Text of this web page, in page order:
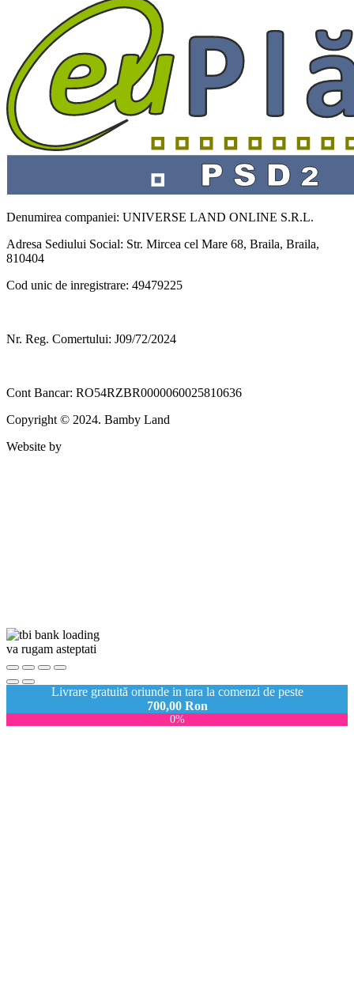
Denumirea companiei: UNIVERSE LAND ONLINE S.R.L.
Adresa Sediului Social: Str. Mircea cel Mare 68, Braila, Braila,
810404
Cod unic de inregistrare: 49479225
Nr. Reg. Comertului: J09/72/2024
Cont Bancar: RO54RZBR0000060025810636
Copyright © 2024. Bamby Land
Website by
va rugam asteptati
Livrare gratuită oriunde in tara la comenzi de peste
700,00 Ron
0%